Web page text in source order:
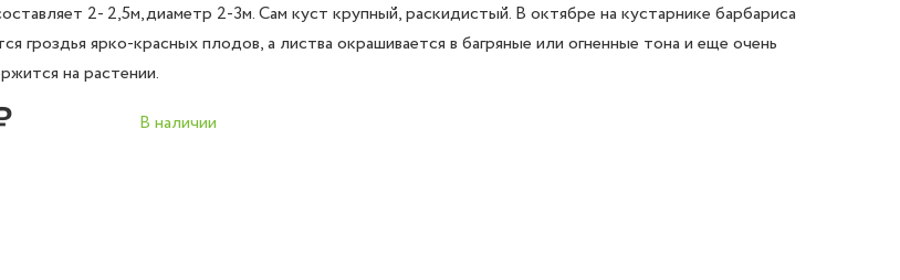
2- 2,5м,диаметр 2-3м. Сам куст крупный, раскидистый. В октябре на кустарнике барбариса
гроздья ярко-красных плодов, а листва окрашивается в багряные или огненные тона и еще очень
на растении.
В наличии